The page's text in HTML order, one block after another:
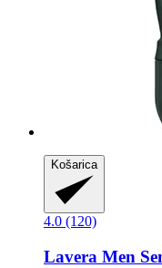
Košarica
4.0 (120)
Lavera Men